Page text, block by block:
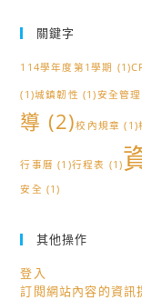
關鍵字
114學年度第1學期 (1)
(1)城鎮韌性 (1)安全管理
導 (2)校內規章 (1)
行事曆 (1)行程表 (1)
安全 (1)
其他操作
登入
訂閱網站內容的資訊